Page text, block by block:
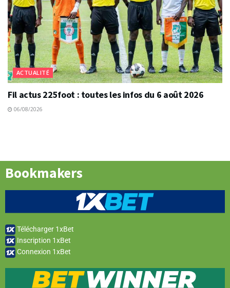
ACTUALITÉ
Fil actus 225foot : toutes les infos du 6 août 2026
06/08/2026
Bookmakers
Télécharger 1xBet
Inscription 1xBet
Connexion 1xBet